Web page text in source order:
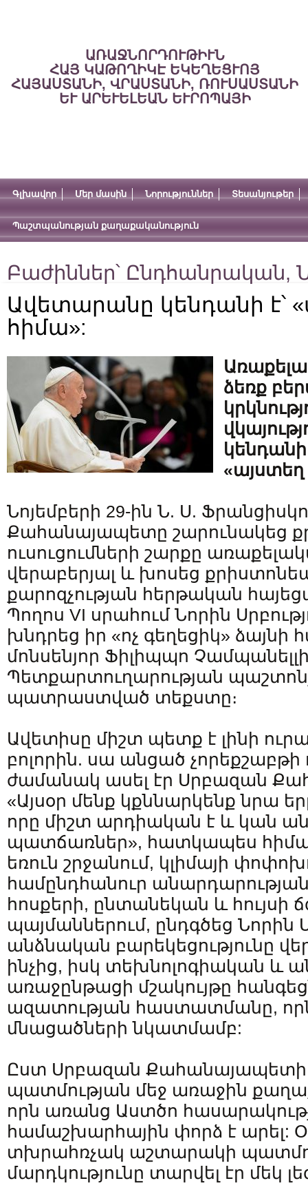
ԱՌԱՋՆՈՐԴՈՒԹԻՒՆ
ՀԱՅ ԿԱԹՈՂԻԿԷ ԵԿԵՂԵՑՒՈՅ
ՀԱՅԱՍՏԱՆԻ, ՎՐԱՍՏԱՆԻ, ՌՈՒՍԱՍՏԱՆԻ
ԵՒ ԱՐԵՒԵԼԵԱՆ ԵՒՐՈՊԱՅԻ
Գլխավոր Մեր մասին Նորություններ Տեսանյութեր
Պաշտպանության քաղաքականություն
Բաժիններ՝ Ընդհանրական,
Ավետարանը կենդանի է՝
հիմա»:
ձեռք
Նոյեմբերի 29-ին Ն. Ս.
Քահանայապետը շարունակեց
ուսուցումների շարքը
վերաբերյալ և խոսեց
քարոզչության հերթական
Պողոս VI սրահում Նորին
խնդրեց իր «ոչ գեղեցիկ»
մոնսենյոր Ֆիլիպպո
Պետքարտուղարության
պատրաստված տեքստը։
Ավետիսը միշտ պետք է լինի
բոլորին. սա անցած չորեքշաբթի
ժամանակ ասել էր Սրբազան
«Այսօր մենք կքննարկենք նրա
որը միշտ արդիական է և կան
պատճառներ», հատկապես
եռուն շրջանում, կլիմայի
համընդհանուր
հոսքերի, ընտանեկան և հույսի
պայմաններում, ընդգծեց Նորին
անձնական բարեկեցությունը
ինչից, իսկ տեխնոլոգիական և
առաջընթացի մշակույթը
ազատության հաստատմանը,
մնացածների նկատմամբ:
Ըստ Սրբազան
պատմության մեջ առաջին
որն առանց Աստծո
համաշխարհային փորձ է արել:
տխրահռչակ աշտարակի
մարդկությունը տարվել էր մեկ